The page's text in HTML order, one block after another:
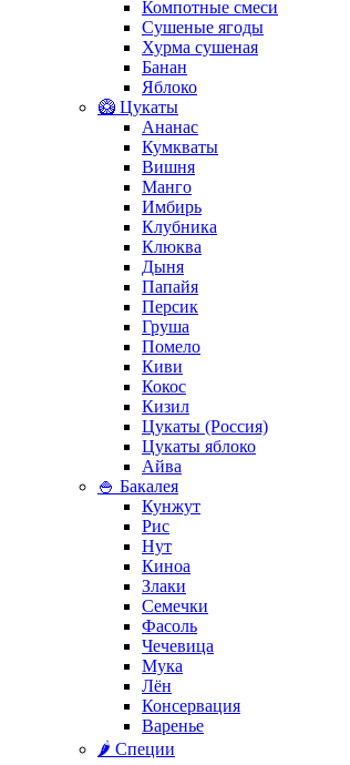
Компотные смеси
Сушеные ягоды
Хурма сушеная
Банан
Яблоко
🥝 Цукаты
Ананас
Кумкваты
Вишня
Манго
Имбирь
Клубника
Клюква
Дыня
Папайя
Персик
Груша
Помело
Киви
Кокос
Кизил
Цукаты (Россия)
Цукаты яблоко
Айва
🍚 Бакалея
Кунжут
Рис
Нут
Киноа
Злаки
Семечки
Фасоль
Чечевица
Мука
Лён
Консервация
Варенье
🌶️ Специи